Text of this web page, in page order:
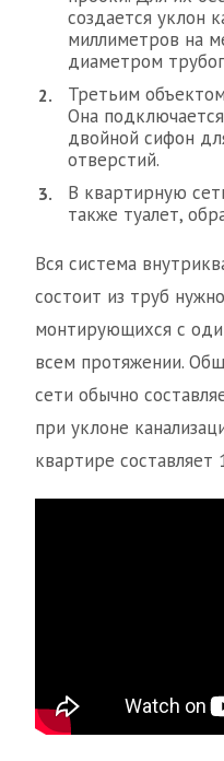
создается уклон
миллиметров на
диаметром
Третьим
Она
двойной сифон
отверстий.
В квартирную
также туалет,
Вся система
состоит из труб
монтирующихся с
всем протяжении.
сети обычно
при уклоне
квартире составляет